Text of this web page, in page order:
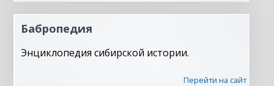
Бабропедия
Энциклопедия сибирской истории.
Перейти на сайт